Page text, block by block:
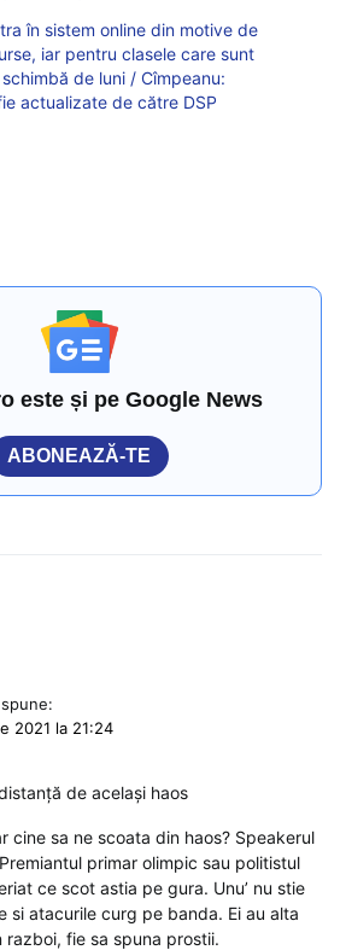
în sistem online din motive de
iar pentru clasele care sunt
de luni / Cîmpeanu:
actualizate de către DSP
este și pe Google News
ABONEAZĂ-TE
spune:
2021 la 21:24
de același haos
cine sa ne scoata din haos? Speakerul
primar olimpic sau politistul
ce scot astia pe gura. Unu’ nu stie
si atacurile curg pe banda. Ei au alta
fie sa spuna prostii.